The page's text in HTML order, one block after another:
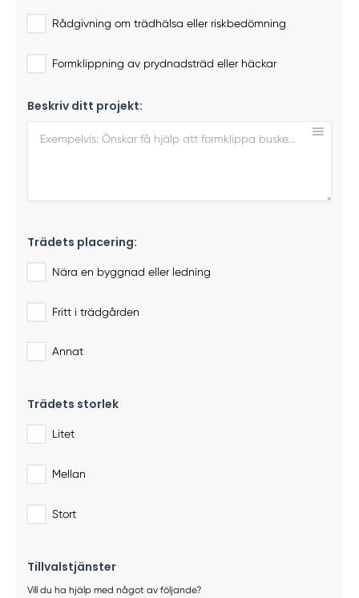
Rådgivning om trädhälsa eller riskbedömning
Formklippning av prydnadsträd eller häckar
Beskriv ditt projekt:
Trädets placering:
Nära en byggnad eller ledning
Fritt i trädgården
Annat
Trädets storlek
Litet
Mellan
Stort
Tillvalstjänster
Vill du ha hjälp med något av följande?